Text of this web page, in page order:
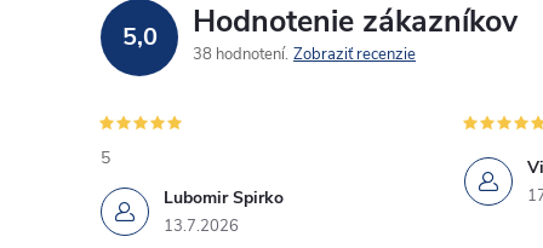
5,0 Hodnotenie zákazníkov
38 hodnotení Zobraziť recenzie
Lubomir Spirko
13.7.2026
5